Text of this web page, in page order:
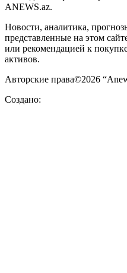
ANEWS.az.
Новости, аналитика,
представленные на этом
или рекомендацией к
активов.
Авторские права©2026
Создано: